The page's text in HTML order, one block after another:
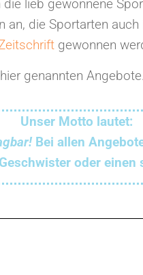
lieb gewonnene
die Sportarten
gewonnen
genannten
Unser Motto lautet:
Bei allen
Geschwister oder einen